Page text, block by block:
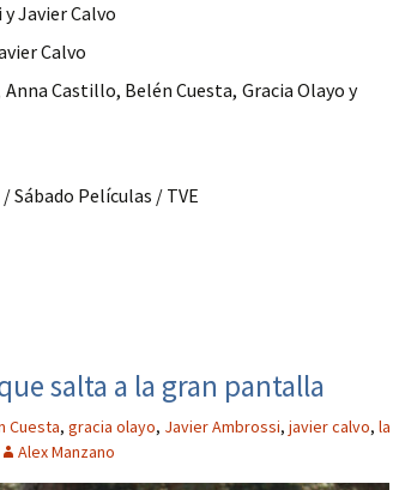
Javier Calvo
Calvo
Anna Castillo, Belén Cuesta, Gracia Olayo y
Sábado Películas / TVE
salta a la gran pantalla
Cuesta, gracia olayo, Javier Ambrossi, javier calvo, la
Alex Manzano